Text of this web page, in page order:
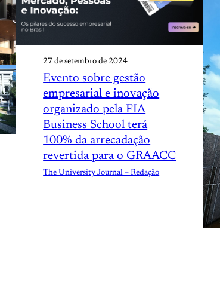
27 de setembro de 2024
Evento sobre gestão
empresarial e inovação
organizado pela FIA
Business School terá
100% da arrecadação
revertida para o GRAACC
The University Journal – Redação